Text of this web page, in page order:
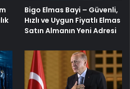
Bigo Elmas Bayi – Güvenli,
Hızlı ve Uygun Fiyatlı Elmas
Satın Almanın Yeni Adresi